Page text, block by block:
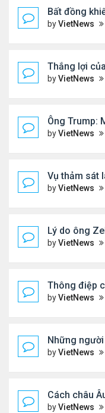
Bất đồng
byVietNews
Thắng lợi
byVietNews
Ông Trump:
byVietNews
Vụ thảm sát
byVietNews
Lý do ông
byVietNews
Thông điệp
byVietNews
Những
byVietNews
Cách châu
byVietNews